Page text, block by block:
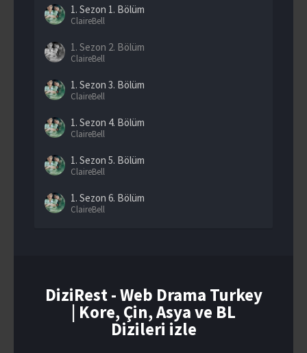
1. Sezon 1. Bölüm
ClaireBell
1. Sezon 2. Bölüm
ClaireBell
1. Sezon 3. Bölüm
ClaireBell
1. Sezon 4. Bölüm
ClaireBell
1. Sezon 5. Bölüm
ClaireBell
1. Sezon 6. Bölüm
ClaireBell
DiziRest - Web Drama Turkey
| Kore, Çin, Asya ve BL
Dizileri izle